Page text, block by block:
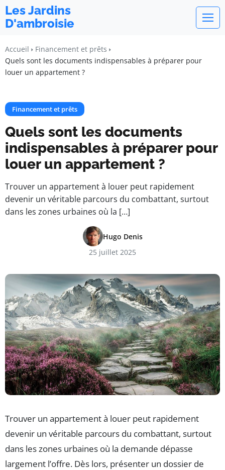
Les Jardins
D'ambroisie
Accueil
Financement et prêts
Quels sont les documents indispensables à préparer pour
louer un appartement ?
Financement et prêts
Quels sont les documents
indispensables à préparer pour
louer un appartement ?
Trouver un appartement à louer peut rapidement
devenir un véritable parcours du combattant, surtout
dans les zones urbaines où la […]
Hugo Denis
25 juillet 2025
Trouver un appartement à louer peut rapidement
devenir un véritable parcours du combattant, surtout
dans les zones urbaines où la demande dépasse
largement l’offre. Dès lors, présenter un dossier de